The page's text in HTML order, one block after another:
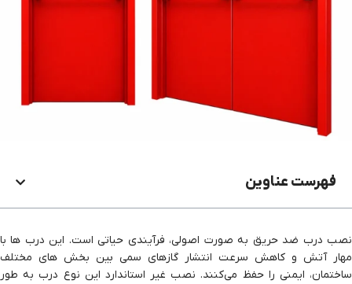
فهرست عناوین
نصب درب ضد حریق به صورت اصولی، فرآیندی حیاتی است. این درب ها با
مهار آتش و کاهش سرعت انتشار گازهای سمی بین بخش های مختلف
ساختمان، ایمنی را حفظ می‌کنند. نصب غیر استاندارد این نوع درب به طور